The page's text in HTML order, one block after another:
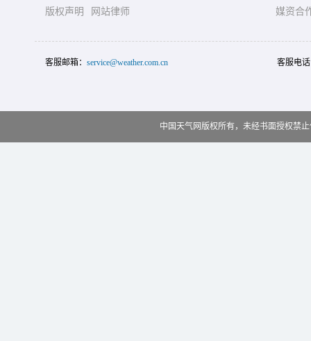
版权声明
网站律师
媒资合
客服邮箱： service@weather.com.cn 客服电
中国天气网版权所有，未经书面授权